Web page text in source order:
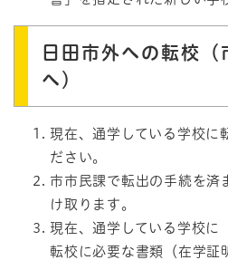
日田市外への転校（
へ）
現在、通学している学校に
ださい。
市市民課で転出の手続を済
け取ります。
現在、通学している学校に
転校に必要な書類（在学証